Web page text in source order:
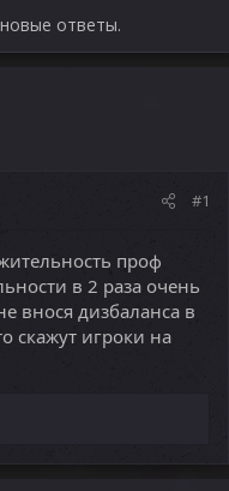
ответы.
#1
проф
в 2 раза очень
внося дизбаланса в
скажут игроки на